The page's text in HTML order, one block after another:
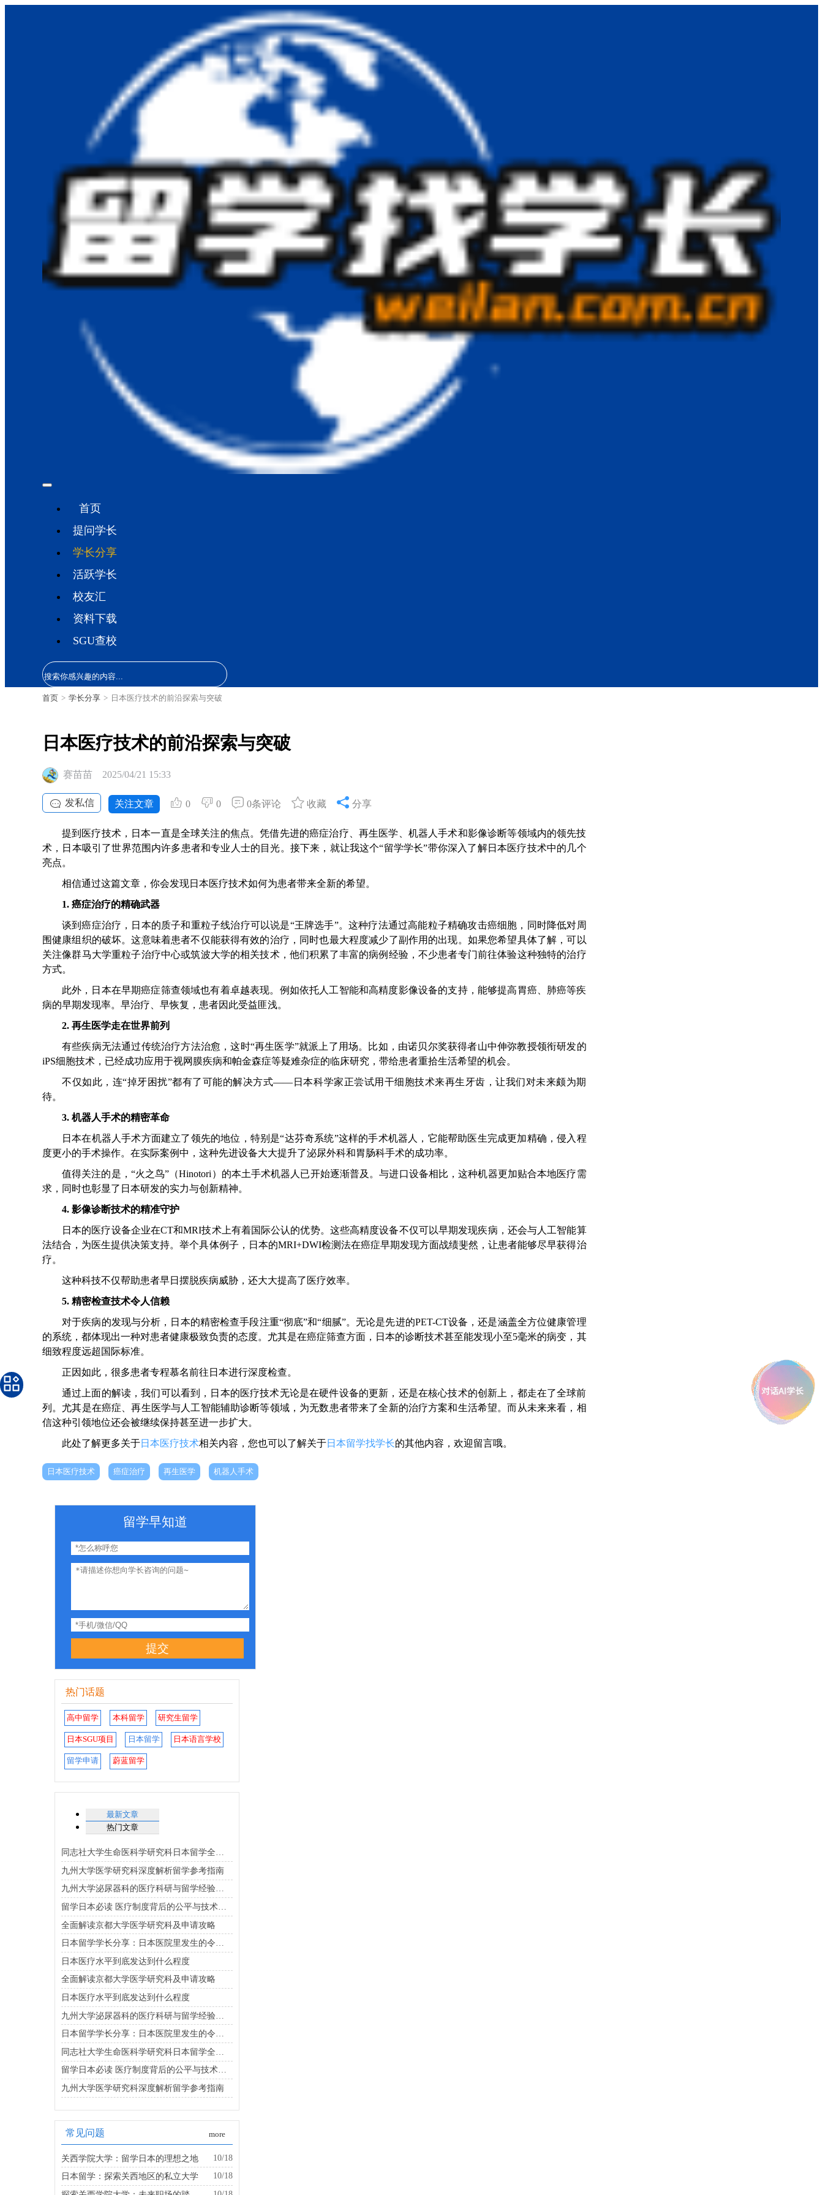
首页
提问学长
学长分享
活跃学长
校友汇
资料下载
SGU查校
首页 > 学长分享 > 日本医疗技术的前沿探索与突破
日本医疗技术的前沿探索与突破
赛苗苗 2025/04/21 15:33
发私信 关注文章 0 0 0条评论 收藏 分享
提到医疗技术，日本一直是全球关注的焦点。凭借先进的癌症治疗、再生医学、机器人手术和影像诊断等领域内的领先技
术，日本吸引了世界范围内许多患者和专业人士的目光。接下来，就让我这个“留学学长”带你深入了解日本医疗技术中的几个
亮点。
相信通过这篇文章，你会发现日本医疗技术如何为患者带来全新的希望。
1. 癌症治疗的精确武器
谈到癌症治疗，日本的质子和重粒子线治疗可以说是“王牌选手”。这种疗法通过高能粒子精确攻击癌细胞，同时降低对周
围健康组织的破坏。这意味着患者不仅能获得有效的治疗，同时也最大程度减少了副作用的出现。如果您希望具体了解，可以
关注像群马大学重粒子治疗中心或筑波大学的相关技术，他们积累了丰富的病例经验，不少患者专门前往体验这种独特的治疗
方式。
此外，日本在早期癌症筛查领域也有着卓越表现。例如依托人工智能和高精度影像设备的支持，能够提高胃癌、肺癌等疾
病的早期发现率。早治疗、早恢复，患者因此受益匪浅。
2. 再生医学走在世界前列
有些疾病无法通过传统治疗方法治愈，这时“再生医学”就派上了用场。比如，由诺贝尔奖获得者山中伸弥教授领衔研发的
iPS细胞技术，已经成功应用于视网膜疾病和帕金森症等疑难杂症的临床研究，带给患者重拾生活希望的机会。
不仅如此，连“掉牙困扰”都有了可能的解决方式——日本科学家正尝试用干细胞技术来再生牙齿，让我们对未来颇为期
待。
3. 机器人手术的精密革命
日本在机器人手术方面建立了领先的地位，特别是“达芬奇系统”这样的手术机器人，它能帮助医生完成更加精确，侵入程
度更小的手术操作。在实际案例中，这种先进设备大大提升了泌尿外科和胃肠科手术的成功率。
值得关注的是，“火之鸟”（Hinotori）的本土手术机器人已开始逐渐普及。与进口设备相比，这种机器更加贴合本地医疗需
求，同时也彰显了日本研发的实力与创新精神。
4. 影像诊断技术的精准守护
日本的医疗设备企业在CT和MRI技术上有着国际公认的优势。这些高精度设备不仅可以早期发现疾病，还会与人工智能算
法结合，为医生提供决策支持。举个具体例子，日本的MRI+DWI检测法在癌症早期发现方面战绩斐然，让患者能够尽早获得治
疗。
这种科技不仅帮助患者早日摆脱疾病威胁，还大大提高了医疗效率。
5. 精密检查技术令人信赖
对于疾病的发现与分析，日本的精密检查手段注重“彻底”和“细腻”。无论是先进的PET-CT设备，还是涵盖全方位健康管理
的系统，都体现出一种对患者健康极致负责的态度。尤其是在癌症筛查方面，日本的诊断技术甚至能发现小至5毫米的病变，其
细致程度远超国际标准。
正因如此，很多患者专程慕名前往日本进行深度检查。
通过上面的解读，我们可以看到，日本的医疗技术无论是在硬件设备的更新，还是在核心技术的创新上，都走在了全球前
列。尤其是在癌症、再生医学与人工智能辅助诊断等领域，为无数患者带来了全新的治疗方案和生活希望。而从未来来看，相
信这种引领地位还会被继续保持甚至进一步扩大。
此处了解更多关于日本医疗技术相关内容，您也可以了解关于日本留学找学长的其他内容，欢迎留言哦。
日本医疗技术 癌症治疗 再生医学 机器人手术
留学早知道
提交
热门话题
高中留学 本科留学 研究生留学
日本SGU项目 日本留学 日本语言学校
留学申请 蔚蓝留学
最新文章
热门文章
同志社大学生命医科学研究科日本留学全解析
九州大学医学研究科深度解析留学参考指南
九州大学泌尿器科的医疗科研与留学经验分享
全面解读京都大学医学研究科及申请攻略
日本留学学长分享：日本医院里发生的令人震惊事件
日本医疗水平到底发达到什么程度
全面解读京都大学医学研究科及申请攻略
日本医疗水平到底发达到什么程度
日本留学学长分享：日本医院里发生的令人震惊事件
留学日本必读 医疗制度背后的公平与技术真相
九州大学医学研究科深度解析留学参考指南
常见问题 more
关西学院大学：留学日本的理想之地
10/18
日本留学：探索关西地区的私立大学
10/18